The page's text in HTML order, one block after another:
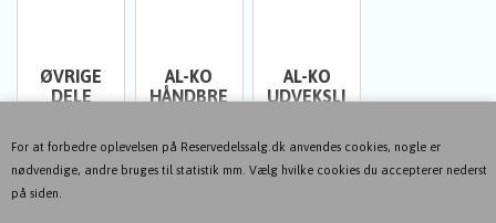
For at forbedre oplevelsen på Reservedelssalg.dk anvendes cookies, nogle er
nødvendige, andre bruges til statistik mm. Vælg hvilke cookies du accepterer nederst
på siden.
ØVRIGE
DELE
AL-KO
HÅNDBREMSERE
AL-KO
UDVEKSLINGSLED